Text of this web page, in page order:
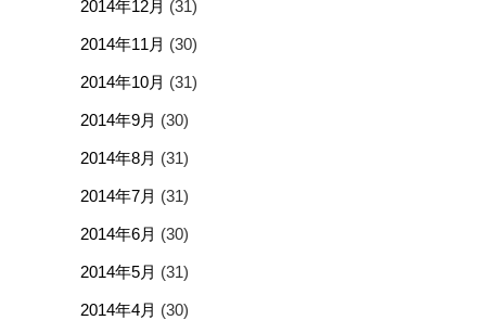
2014年12月 (31)
2014年11月 (30)
2014年10月 (31)
2014年9月 (30)
2014年8月 (31)
2014年7月 (31)
2014年6月 (30)
2014年5月 (31)
2014年4月 (30)